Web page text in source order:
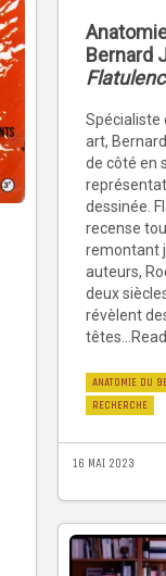
Bernard
Spécialiste
art,
de côté en
dessinée.
recense
remontant
auteurs,
deux
révèlent
ANATOMIE DU
RECHERCHE
16 MAI 2023